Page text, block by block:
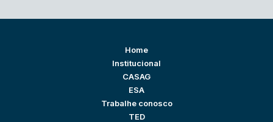
Home
Institucional
CASAG
ESA
Trabalhe conosco
TED